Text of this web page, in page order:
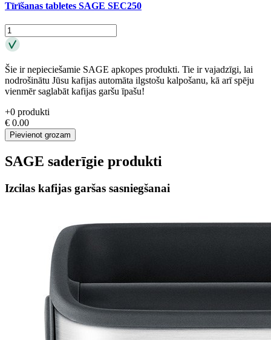
Tīrīšanas tabletes SAGE SEC250
Šie ir nepieciešamie SAGE apkopes produkti. Tie ir vajadzīgi, lai
nodrošinātu Jūsu kafijas automāta ilgstošu kalpošanu, kā arī spēju
vienmēr saglabāt kafijas garšu īpašu!
+0 produkti
€ 0.00
Pievienot grozam
SAGE saderīgie produkti
Izcilas kafijas garšas sasniegšanai